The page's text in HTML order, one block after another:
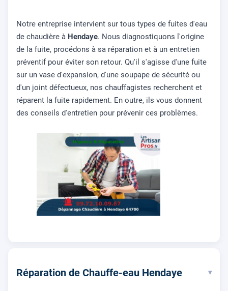
Notre entreprise intervient sur tous types de fuites d'eau
de chaudière à Hendaye. Nous diagnostiquons l'origine
de la fuite, procédons à sa réparation et à un entretien
préventif pour éviter son retour. Qu'il s'agisse d'une fuite
sur un vase d'expansion, d'une soupape de sécurité ou
d'un joint défectueux, nos chauffagistes recherchent et
réparent la fuite rapidement. En outre, ils vous donnent
des conseils d'entretien pour prévenir ces problèmes.
Réparation de Chauffe-eau Hendaye ▾